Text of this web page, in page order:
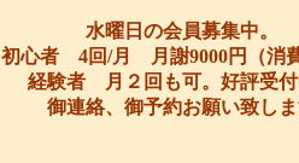
水曜日の会員募集中。
初心者 4回/月 月謝9000円（消
経験者 月２回も可。好評受
御連絡、御予約お願い致し